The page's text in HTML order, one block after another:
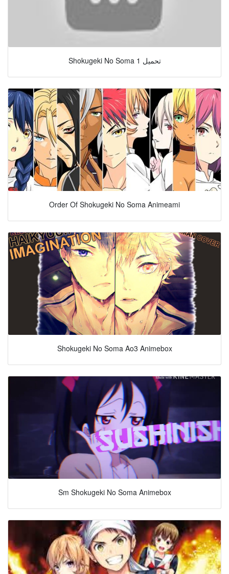
Shokugeki No Soma 1 تحميل
Order Of Shokugeki No Soma Animeami
Shokugeki No Soma Ao3 Animebox
Sm Shokugeki No Soma Animebox